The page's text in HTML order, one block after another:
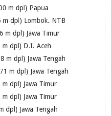
m dpl) Papua
m dpl) Lombok. NTB
m dpl) Jawa Timur
m dpl) D.I. Aceh
m dpl) Jawa Tengah
m dpl) Jawa Tengah
dpl) Jawa Timur
dpl) Jawa Timur
dpl) Jawa Tengah